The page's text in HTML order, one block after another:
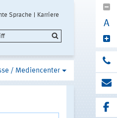
Sprache Karriere
A
/ Mediencenter